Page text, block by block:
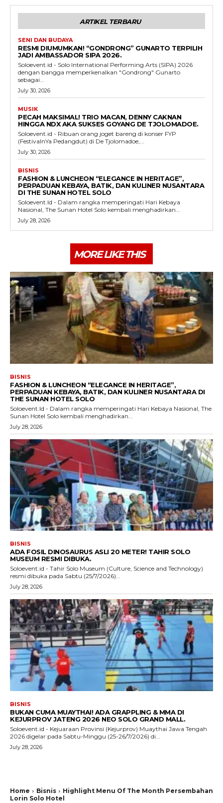
ARTIKEL TERBARU
SENI DAN BUDAYA
RESMI DIUMUMKAN! “GONDRONG” GUNARTO TERPILIH
JADI AMBASSADOR SIPA 2026.
Soloevent.id - Solo International Performing Arts (SIPA) 2026
dengan bangga memperkenalkan "Gondrong" Gunarto
sebagai...
July 30, 2026
MUSIK
PECAH MAKSIMAL! TRIO MACAN, DENNY CAKNAN
HINGGA NDX AKA SUKSES GOYANG DE TJOLOMADOE.
Soloevent.id - Ribuan orang joget bareng di konser FYP
(FestivalnYa Pedangdut) di De Tjolomadoe,...
July 30, 2026
BISNIS
FASHION & LUNCHEON “ELEGANCE IN HERITAGE”,
PERPADUAN KEBAYA, BATIK, DAN KULINER NUSANTARA
DI THE SUNAN HOTEL SOLO
Soloevent.Id - Dalam rangka memperingati Hari Kebaya
Nasional, The Sunan Hotel Solo kembali menghadirkan...
July 28, 2026
MORE LIKE THIS
BISNIS
FASHION & LUNCHEON “ELEGANCE IN HERITAGE”,
PERPADUAN KEBAYA, BATIK, DAN KULINER NUSANTARA DI
THE SUNAN HOTEL SOLO
Soloevent.Id - Dalam rangka memperingati Hari Kebaya Nasional, The
Sunan Hotel Solo kembali menghadirkan...
July 28, 2026
BISNIS
ADA FOSIL DINOSAURUS ASLI 20 METER! TAHIR SOLO
MUSEUM RESMI DIBUKA.
Soloevent.id - Tahir Solo Museum (Culture, Science and Technology)
resmi dibuka pada Sabtu (25/7/2026)...
July 28, 2026
BISNIS
BUKAN CUMA MUAYTHAI! ADA GRAPPLING & MMA DI
KEJURPROV JATENG 2026 NEO SOLO GRAND MALL.
Soloevent.id - Kejuaraan Provinsi (Kejurprov) Muaythai Jawa Tengah
2026 digelar pada Sabtu-Minggu (25-26/7/2026) di...
July 28, 2026